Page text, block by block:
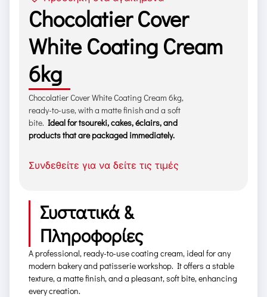
Chocolatier Cover
White Coating Cream
6kg
Chocolatier Cover White Coating Cream 6kg,
ready-to-use, with a matte finish and a soft
bite. Ideal for tsoureki, cakes, éclairs, and
products that are packaged immediately.
Συνδεθείτε για να δείτε τις τιμές
Συστατικά &
Πληροφορίες
A professional, ready-to-use coating cream, ideal for any
modern bakery and patisserie workshop. It offers a stable
texture, a matte finish, and a pleasant, soft bite, enhancing
every creation.